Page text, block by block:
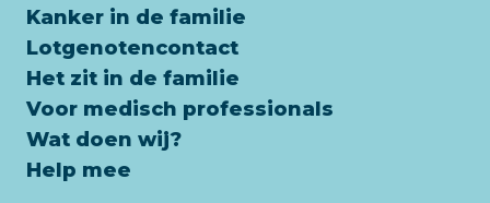
Kanker in de familie
Lotgenotencontact
Het zit in de familie
Voor medisch professionals
Wat doen wij?
Help mee